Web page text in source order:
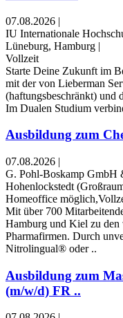
07.08.2026 |
IU Internationale
Lüneburg, Hamburg |
Vollzeit
Starte Deine Zukunft im
mit der von Lieberman
(haftungsbeschränkt) und
Im Dualen Studium
Ausbildung zum
07.08.2026 |
G. Pohl-Boskamp GmbH
Hohenlockstedt
Homeoffice
Mit über 700
Hamburg und Kiel zu den
Pharmafirmen. Durch
Nitrolingual® oder ..
Ausbildung zum
(m/w/d) FR ..